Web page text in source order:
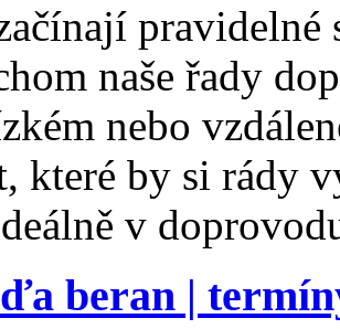
pravidelné
naše řady
nebo
které by si rády
v
beran |